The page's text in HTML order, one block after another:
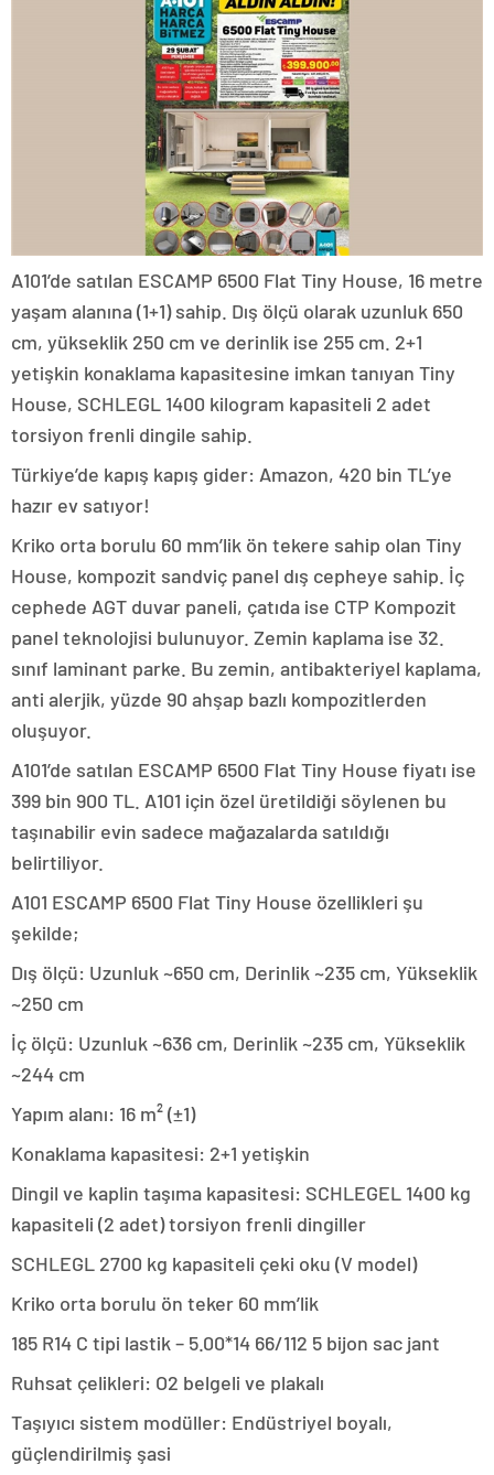
A101’de satılan ESCAMP 6500 Flat Tiny House, 16 metre
yaşam alanına (1+1) sahip. Dış ölçü olarak uzunluk 650
cm, yükseklik 250 cm ve derinlik ise 255 cm. 2+1
yetişkin konaklama kapasitesine imkan tanıyan Tiny
House, SCHLEGL 1400 kilogram kapasiteli 2 adet
torsiyon frenli dingile sahip.
Türkiye’de kapış kapış gider: Amazon, 420 bin TL’ye
hazır ev satıyor!
Kriko orta borulu 60 mm’lik ön tekere sahip olan Tiny
House, kompozit sandviç panel dış cepheye sahip. İç
cephede AGT duvar paneli, çatıda ise CTP Kompozit
panel teknolojisi bulunuyor. Zemin kaplama ise 32.
sınıf laminant parke. Bu zemin, antibakteriyel kaplama,
anti alerjik, yüzde 90 ahşap bazlı kompozitlerden
oluşuyor.
A101’de satılan ESCAMP 6500 Flat Tiny House fiyatı ise
399 bin 900 TL. A101 için özel üretildiği söylenen bu
taşınabilir evin sadece mağazalarda satıldığı
belirtiliyor.
A101 ESCAMP 6500 Flat Tiny House özellikleri şu
şekilde;
Dış ölçü: Uzunluk ~650 cm, Derinlik ~235 cm, Yükseklik
~250 cm
İç ölçü: Uzunluk ~636 cm, Derinlik ~235 cm, Yükseklik
~244 cm
Yapım alanı: 16 m² (±1)
Konaklama kapasitesi: 2+1 yetişkin
Dingil ve kaplin taşıma kapasitesi: SCHLEGEL 1400 kg
kapasiteli (2 adet) torsiyon frenli dingiller
SCHLEGL 2700 kg kapasiteli çeki oku (V model)
Kriko orta borulu ön teker 60 mm’lik
185 R14 C tipi lastik – 5.00*14 66/112 5 bijon sac jant
Ruhsat çelikleri: O2 belgeli ve plakalı
Taşıyıcı sistem modüller: Endüstriyel boyalı,
güçlendirilmiş şasi